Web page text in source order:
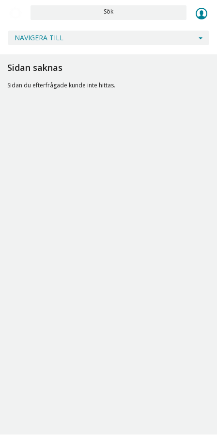
Sök
NAVIGERA TILL
Sidan saknas
Sidan du efterfrågade kunde inte hittas.